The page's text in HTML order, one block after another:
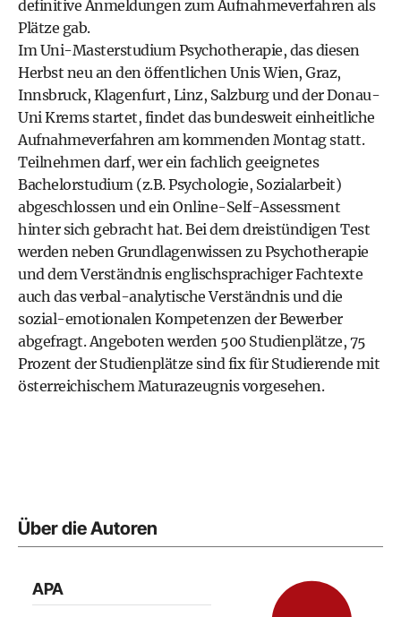
definitive Anmeldungen zum Aufnahmeverfahren als
Plätze gab.
Im Uni-Masterstudium Psychotherapie, das diesen
Herbst neu an den öffentlichen Unis Wien, Graz,
Innsbruck, Klagenfurt, Linz, Salzburg und der Donau-
Uni Krems startet, findet das bundesweit einheitliche
Aufnahmeverfahren am kommenden Montag statt.
Teilnehmen darf, wer ein fachlich geeignetes
Bachelorstudium (z.B. Psychologie, Sozialarbeit)
abgeschlossen und ein Online-Self-Assessment
hinter sich gebracht hat. Bei dem dreistündigen Test
werden neben Grundlagenwissen zu Psychotherapie
und dem Verständnis englischsprachiger Fachtexte
auch das verbal-analytische Verständnis und die
sozial-emotionalen Kompetenzen der Bewerber
abgefragt. Angeboten werden 500 Studienplätze, 75
Prozent der Studienplätze sind fix für Studierende mit
österreichischem Maturazeugnis vorgesehen.
Über die Autoren
APA